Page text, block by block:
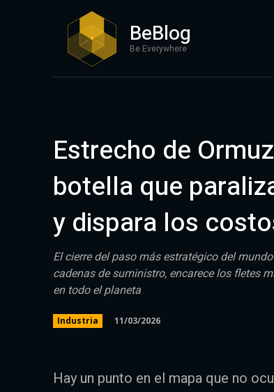
BeBlog
Be Everywhere
Estrecho de
botella que
y dispara los
El cierre del paso más estratégico del
cadenas de suministro, encarece los fletes
en todo el planeta
Industria 11/03/2026
Hay un punto en el mapa que no